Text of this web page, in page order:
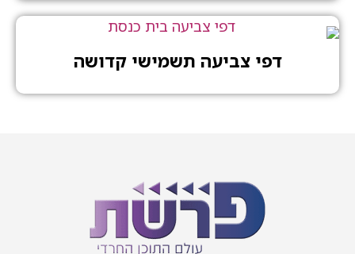
דפי צביעה תשמישי קדושה